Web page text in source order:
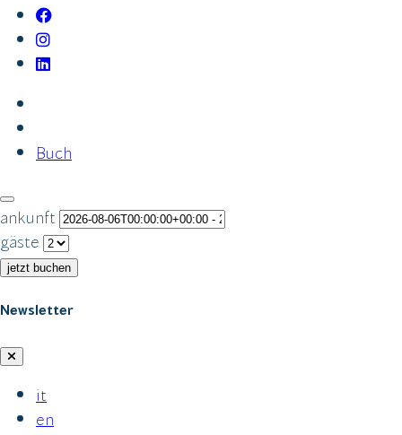
Buch
ankunft
gäste
jetzt buchen
Newsletter
it
en